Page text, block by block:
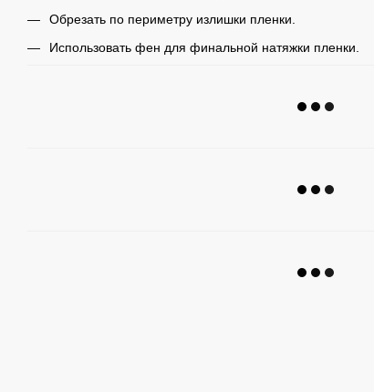
Обрезать по периметру излишки пленки.
Использовать фен для финальной натяжки пленки.